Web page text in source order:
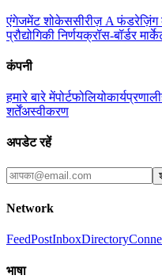
एंगेजमेंट शोकेससीरीज़ A
प्रौद्योगिकी निर्णयक्रॉस-बॉर्डर
कंपनी
हमारे बारे मेंपोर्टफोलियोकार्यप्रणाली
शर्तेंअस्वीकरण
अपडेट रहें
Network
FeedPostInboxDirectory
भाषा